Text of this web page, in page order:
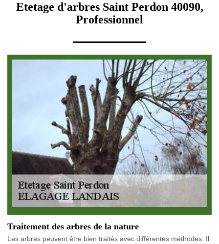
Etetage d'arbres Saint Perdon 40090,
Professionnel
Traitement des arbres de la nature
Les arbres peuvent être bien traités avec différentes méthodes. Il